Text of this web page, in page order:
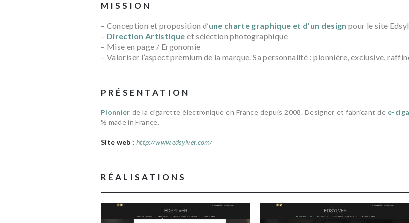
MISSION
– Conception et proposition d’une charte graphique et d’un design pour le site
– Direction Artistique et sélection photographique
– Mise en page / Ergonomie
– Valoriser l’aspect premium de la marque. Sa personnalité : pionnière, exclusive,
PRÉSENTATION
Pionnier de la cigarette électronique en France depuis 2008. Designer et fabricant de e-
% made in France.
Site web : http://www.edsylver.com/
RÉALISATIONS